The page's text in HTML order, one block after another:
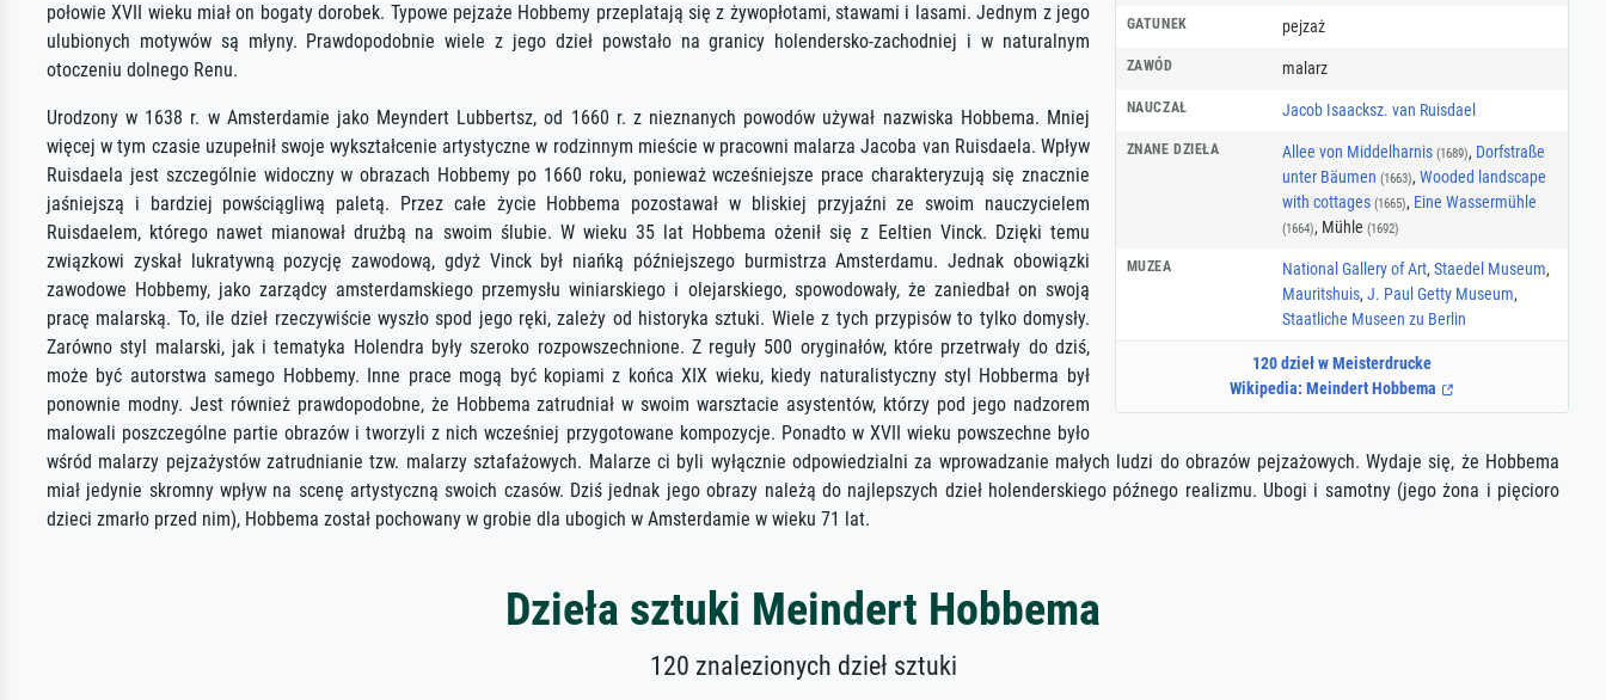
GATUNEK pejzaż
ZAWÓD malarz
NAUCZAŁ Jacob Isaacksz. van Ruisdael
ZNANE DZIEŁA Allee von Middelharnis (1689), Dorfstraße
unter Bäumen (1663), Wooded landscape
with cottages (1665), Eine Wassermühle
(1664), Mühle (1692)
MUZEA National Gallery of Art, Staedel Museum,
Mauritshuis, J. Paul Getty Museum,
Staatliche Museen zu Berlin
120 dzieł w Meisterdrucke
Wikipedia: Meindert Hobbema
połowie XVII wieku miał on bogaty dorobek. Typowe pejzaże Hobbemy przeplatają się z żywopłotami, stawami i lasami. Jednym z jego
ulubionych motywów są młyny. Prawdopodobnie wiele z jego dzieł powstało na granicy holendersko-zachodniej i w naturalnym
otoczeniu dolnego Renu.
Urodzony w 1638 r. w Amsterdamie jako Meyndert Lubbertsz, od 1660 r. z nieznanych powodów używał nazwiska Hobbema. Mniej
więcej w tym czasie uzupełnił swoje wykształcenie artystyczne w rodzinnym mieście w pracowni malarza Jacoba van Ruisdaela. Wpływ
Ruisdaela jest szczególnie widoczny w obrazach Hobbemy po 1660 roku, ponieważ wcześniejsze prace charakteryzują się znacznie
jaśniejszą i bardziej powściągliwą paletą. Przez całe życie Hobbema pozostawał w bliskiej przyjaźni ze swoim nauczycielem
Ruisdaelem, którego nawet mianował drużbą na swoim ślubie. W wieku 35 lat Hobbema ożenił się z Eeltien Vinck. Dzięki temu
związkowi zyskał lukratywną pozycję zawodową, gdyż Vinck był niańką późniejszego burmistrza Amsterdamu. Jednak obowiązki
zawodowe Hobbemy, jako zarządcy amsterdamskiego przemysłu winiarskiego i olejarskiego, spowodowały, że zaniedbał on swoją
pracę malarską. To, ile dzieł rzeczywiście wyszło spod jego ręki, zależy od historyka sztuki. Wiele z tych przypisów to tylko domysły.
Zarówno styl malarski, jak i tematyka Holendra były szeroko rozpowszechnione. Z reguły 500 oryginałów, które przetrwały do dziś,
może być autorstwa samego Hobbemy. Inne prace mogą być kopiami z końca XIX wieku, kiedy naturalistyczny styl Hobberma był
ponownie modny. Jest również prawdopodobne, że Hobbema zatrudniał w swoim warsztacie asystentów, którzy pod jego nadzorem
malowali poszczególne partie obrazów i tworzyli z nich wcześniej przygotowane kompozycje. Ponadto w XVII wieku powszechne było
wśród malarzy pejzażystów zatrudnianie tzw. malarzy sztafażowych. Malarze ci byli wyłącznie odpowiedzialni za wprowadzanie małych ludzi do obrazów pejzażowych. Wydaje się, że Hobbema
miał jedynie skromny wpływ na scenę artystyczną swoich czasów. Dziś jednak jego obrazy należą do najlepszych dzieł holenderskiego późnego realizmu. Ubogi i samotny (jego żona i pięcioro
dzieci zmarło przed nim), Hobbema został pochowany w grobie dla ubogich w Amsterdamie w wieku 71 lat.
Dzieła sztuki Meindert Hobbema
120 znalezionych dzieł sztuki